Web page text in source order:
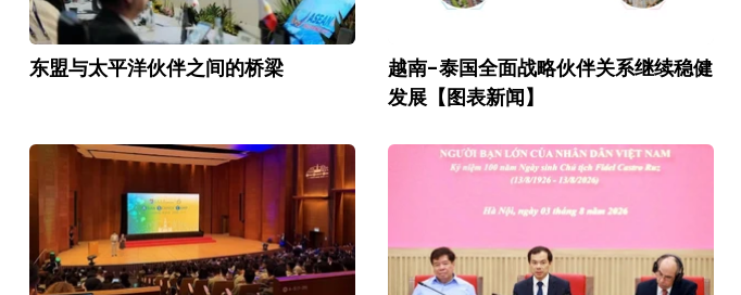
东盟与太平洋伙伴之间的桥梁
越南-泰国全面战略伙伴关系继续稳健
发展【图表新闻】